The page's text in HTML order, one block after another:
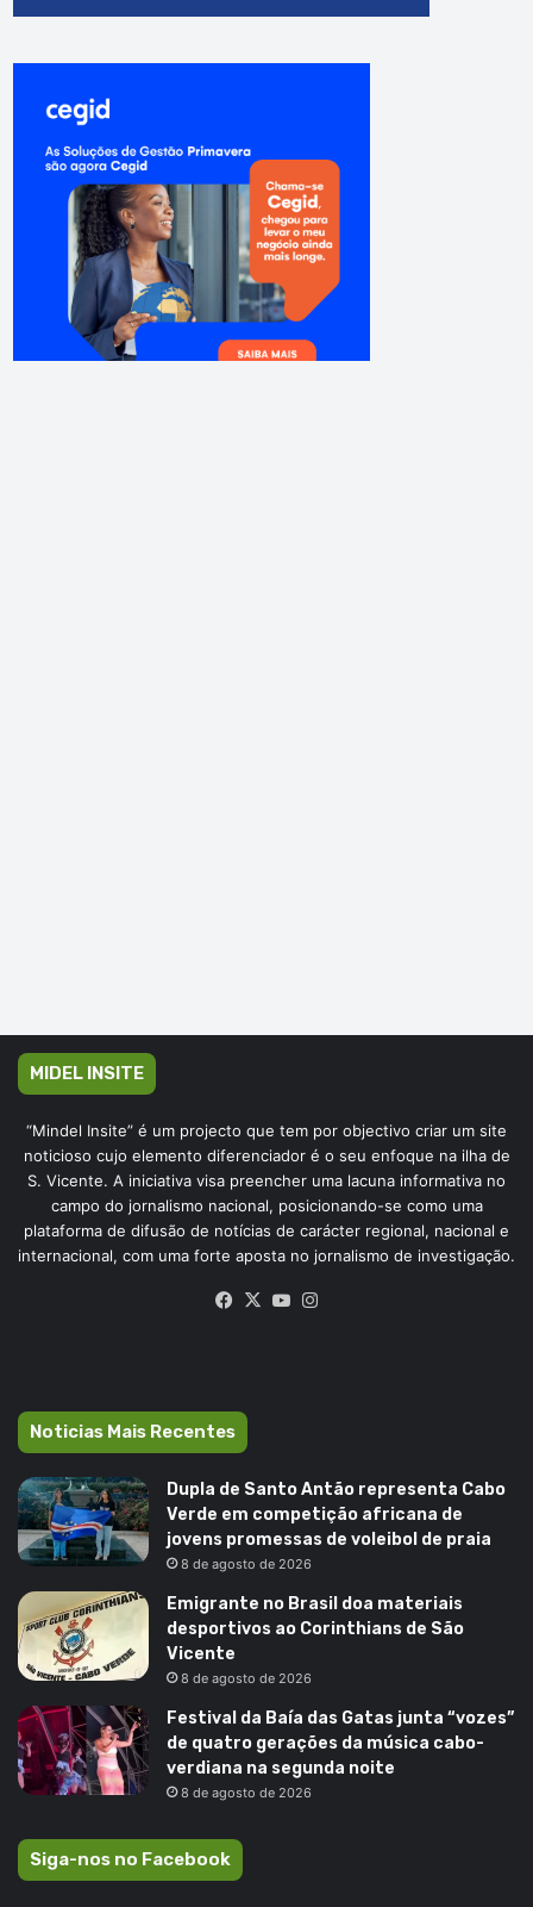
MIDEL INSITE
“Mindel Insite” é um projecto que tem por objectivo criar um site
noticioso cujo elemento diferenciador é o seu enfoque na ilha de
S. Vicente. A iniciativa visa preencher uma lacuna informativa no
campo do jornalismo nacional, posicionando-se como uma
plataforma de difusão de notícias de carácter regional, nacional e
internacional, com uma forte aposta no jornalismo de investigação.
Facebook
X YouTube
Noticias Mais Recentes
Dupla de Santo Antão representa Cabo
Verde em competição africana de
jovens promessas de voleibol de praia
8 de agosto de 2026
Emigrante no Brasil doa materiais
desportivos ao Corinthians de São
Vicente
8 de agosto de 2026
Festival da Baía das Gatas junta “vozes”
de quatro gerações da música cabo-
verdiana na segunda noite
8 de agosto de 2026
Siga-nos no Facebook